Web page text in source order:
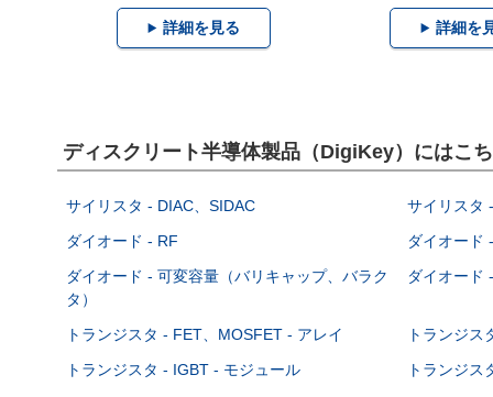
詳細を見る 詳細を
ディスクリート半導体製品（DigiKey）にはこち
サイリスタ - DIAC、SIDAC サイリスタ
ダイオード - RF
ダイオード
ダイオード - 可変容量（バリキャップ、バラク
タ）
ダイオード
トランジスタ - FET、MOSFET - アレイ トランジ
トランジスタ - IGBT - モジュール
トランジス